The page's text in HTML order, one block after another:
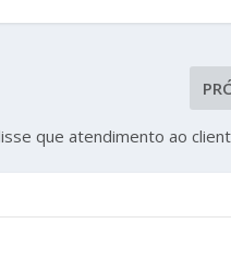
que atendimento ao